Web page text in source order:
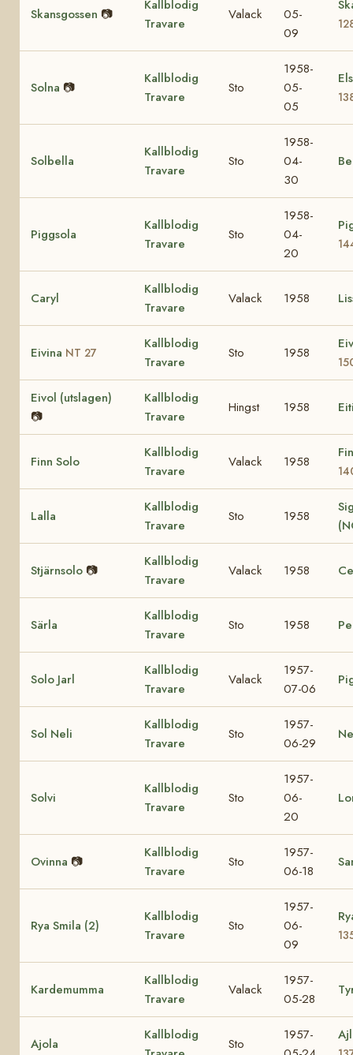
Skansgossen 📷
Kallblodig
Travare
Valack
05-
09
Solna 📷
Kallblodig
Travare
Sto
1958-
05-
05
Solbella
Kallblodig
Travare
Sto
1958-
04-
30
Piggsola
Kallblodig
Travare
Sto
1958-
04-
20
Caryl
Kallblodig
Travare
Valack 1958
Eivina NT 27
Kallblodig
Travare
Sto 1958
Eivol (utslagen)
📷
Kallblodig
Travare
Hingst 1958
Finn Solo
Kallblodig
Travare
Valack 1958
Lalla
Kallblodig
Travare
Sto 1958
Stjärnsolo 📷
Kallblodig
Travare
Valack 1958
Särla
Kallblodig
Travare
Sto 1958
Solo Jarl
Kallblodig
Travare
Valack
1957-
07-06
Sol Neli
Kallblodig
Travare
Sto
1957-
06-29
Solvi
Kallblodig
Travare
Sto
1957-
06-
20
Ovinna 📷
Kallblodig
Travare
Sto
1957-
06-18
Rya Smila (2)
Kallblodig
Travare
Sto
1957-
06-
09
Kardemumma
Kallblodig
Travare
Valack
1957-
05-28
Ajola
Kallblodig
Sto
1957-